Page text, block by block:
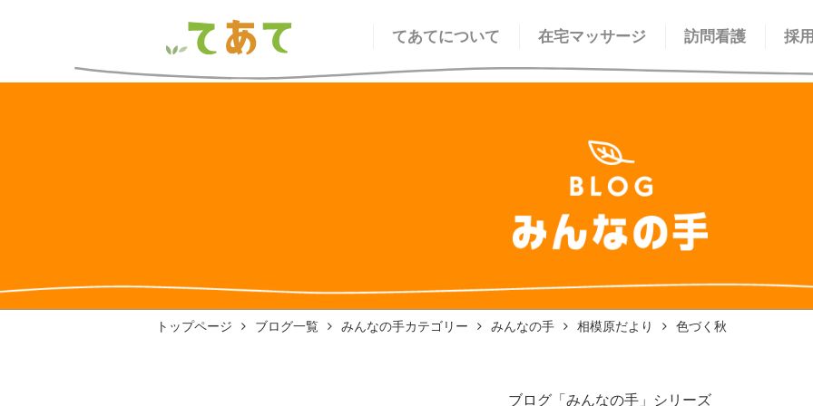
てあてについて 在宅マッサージ 訪問看護 採
トップページ ブログ一覧 みんなの手カテゴリー みんなの手 相模原だより 色づく秋
ブログ「みんなの手」シリーズ